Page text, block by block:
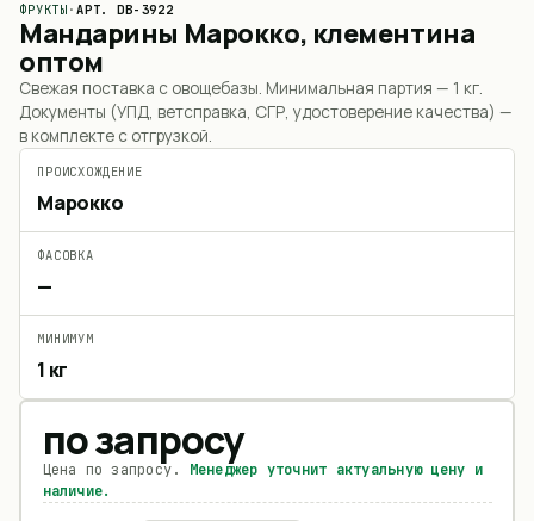
ФРУКТЫ · АРТ.DB-3922
Мандарины Марокко, клементина
оптом
Свежая поставка с овощебазы. Минимальная партия — 1 кг.
Документы (УПД, ветсправка, СГР, удостоверение качества) —
в комплекте с отгрузкой.
ПРОИСХОЖДЕНИЕ
Марокко
ФАСОВКА
—
МИНИМУМ
1 кг
по запросу
Цена по запросу. Менеджер уточнит актуальную цену и
наличие.